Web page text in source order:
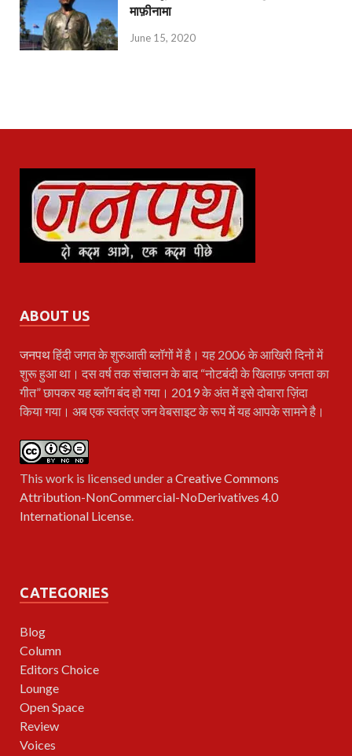
माफ़ीनामा
June 15, 2020
ABOUT US
जनपथहिंदी जगत के शुरुआती ब्लॉगों में है। यह 2006 के आखिरी दिनों में
शुरू हुआ था। दस वर्ष तक संचालन के बाद “नोटबंदी के खिलाफ़ जनता का
गीत” छापकर यह ब्लॉग बंद हो गया। 2019 के अंत में इसे दोबारा ज़िंदा
किया गया। अब एक स्वतंत्र जन वेबसाइट के रूप में यह आपके सामने है।
This work is licensed under aCreative Commons
Attribution-NonCommercial-NoDerivatives 4.0
International License.
CATEGORIES
Blog
Column
Editors Choice
Lounge
Open Space
Review
Voices